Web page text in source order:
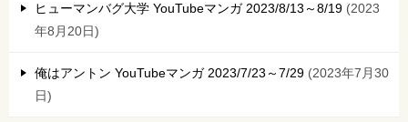
ヒューマンバグ大学 YouTubeマンガ 2023/8/13～8/19 2023
年8月20日
俺はアントン YouTubeマンガ 2023/7/23～7/29 2023年7月30
日